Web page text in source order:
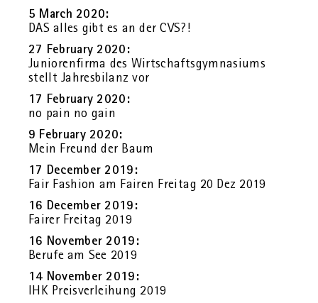
5 March 2020:
DAS alles gibt es an der CVS?!
27 Fe­bru­ary 2020:
Ju­nio­ren­fir­ma des Wirt­schafts­gym­na­si­ums
stellt Jah­res­bi­lanz vor
17 Fe­bru­ary 2020:
no pain no gain
9 Fe­bru­ary 2020:
Mein Freund der Baum
17 Decem­ber 2019:
Fair Fa­shion am Fai­ren Frei­tag 20 Dez 2019
16 Decem­ber 2019:
Fai­rer Frei­tag 2019
16 No­vem­ber 2019:
Be­ru­fe am See 2019
14 No­vem­ber 2019:
IHK Preis­ver­lei­hung 2019